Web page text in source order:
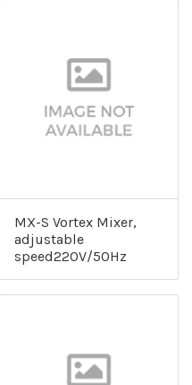
MX-S Vortex Mixer,
adjustable
speed220V/50Hz